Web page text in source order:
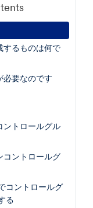
するものは何で
必要なのです
ントロールグル
コントロールグ
コントロールグ
る